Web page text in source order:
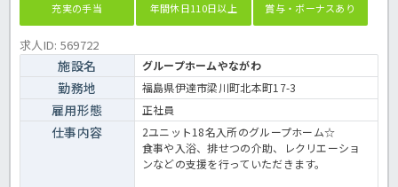
充実の手当 年間休日110日以上 賞与・ボーナスあり
求人ID: 569722
施設名 グループホームやながわ
勤務地 福島県伊達市梁川町北本町17-3
雇用形態 正社員
仕事内容
2ユニット18名入所のグループホーム☆
食事や入浴、排せつの介助、レクリエーショ
ンなどの支援を行っていただきます。